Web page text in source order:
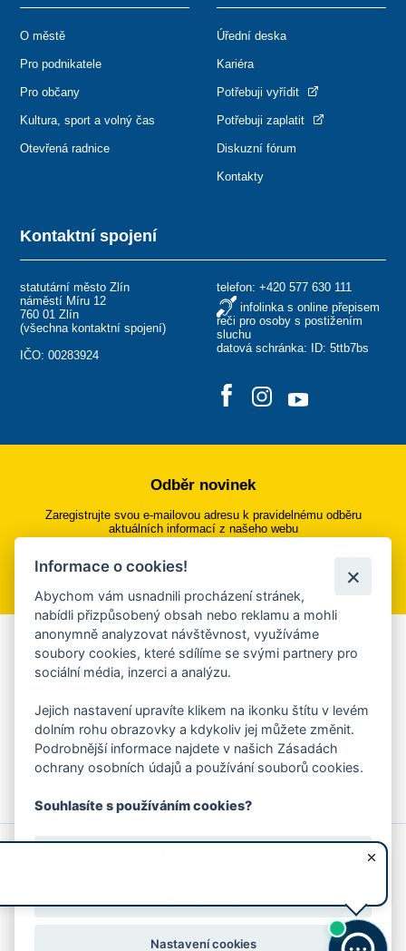
Kontaktní spojení
statutární město Zlín
náměstí Míru 12
760 01 Zlín
(všechna kontaktní spojení)
IČO: 00283924
telefon: +420 577 630 111
infolinka s online přepisem
řeči pro osoby s postižením
sluchu
datová schránka: ID: 5ttb7bs
O městě
Pro podnikatele
Pro občany
Kultura, sport a volný čas
Otevřená radnice
Úřední deska
Kariéra
Potřebuji vyřídit
Potřebuji zaplatit
Diskuzní fórum
Kontakty
Odběr novinek
Zaregistrujte svou e-mailovou adresu k pravidelnému odběru
aktuálních informací z našeho webu
Přihlásit se k odběru
Aplikace Mobilní rozhlas
Chcete dostávat do svého mobilu či mailu upozornění na
ankety, pozvánky na kulturní a sportovní akce?
Více informací o aplikaci
© 2026 Magistrát města Zlína
Prohlášení o používání cookies
Informace o cookies!
Abychom vám usnadnili procházení stránek,
nabídli přizpůsobený obsah nebo reklamu a mohli
anonymně analyzovat návštěvnost, využíváme
soubory cookies, které sdílíme se svými partnery pro
sociální média, inzerci a analýzu.
Jejich nastavení upravíte klikem na ikonku štítu v levém
dolním rohu obrazovky a kdykoliv jej můžete změnit.
Podrobnější informace najdete v našich Zásadách
ochrany osobních údajů a používání souborů cookies.
Souhlasíte s používáním cookies?
Nastavení cookies